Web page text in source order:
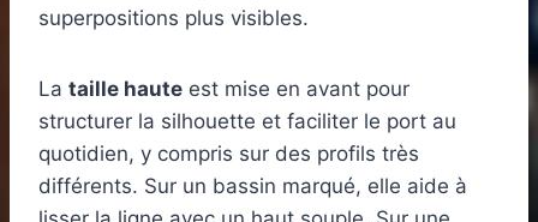
superpositions plus visibles.
La taille haute est mise en avant pour
structurer la silhouette et faciliter le port au
quotidien, y compris sur des profils très
différents. Sur un bassin marqué, elle aide à